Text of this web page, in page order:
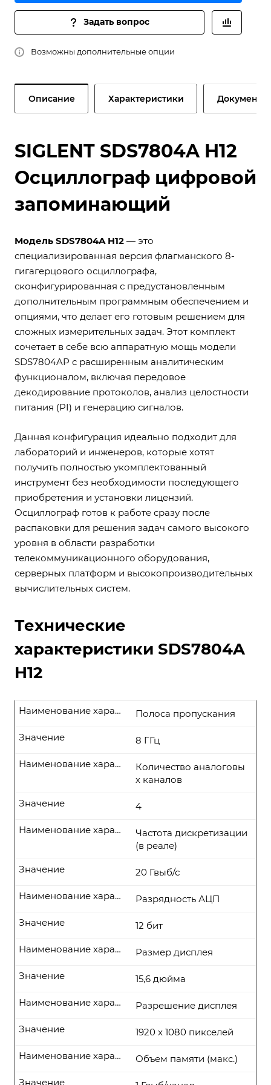
Задать вопрос
Возможны дополнительные опции
Описание Характеристики Документы
SIGLENT SDS7804A H12
Осциллограф цифровой
запоминающий
Модель SDS7804A H12 — это
специализированная версия флагманского 8-
гигагерцового осциллографа,
сконфигурированная с предустановленным
дополнительным программным обеспечением и
опциями, что делает его готовым решением для
сложных измерительных задач. Этот комплект
сочетает в себе всю аппаратную мощь модели
SDS7804AP с расширенным аналитическим
функционалом, включая передовое
декодирование протоколов, анализ целостности
питания (PI) и генерацию сигналов.
Данная конфигурация идеально подходит для
лабораторий и инженеров, которые хотят
получить полностью укомплектованный
инструмент без необходимости последующего
приобретения и установки лицензий.
Осциллограф готов к работе сразу после
распаковки для решения задач самого высокого
уровня в области разработки
телекоммуникационного оборудования,
серверных платформ и высокопроизводительных
вычислительных систем.
Технические
характеристики SDS7804A
H12
Полоса пропускания
Наименование характеристики
8 ГГц
Значение
Количество аналоговы
х каналов
Наименование характеристики
4
Значение
Частота дискретизации
(в реале)
Наименование характеристики
20 Гвыб/с
Значение
Разрядность АЦП
Наименование характеристики
12 бит
Значение
Размер дисплея
Наименование характеристики
15,6 дюйма
Значение
Разрешение дисплея
Наименование характеристики
1920 x 1080 пикселей
Значение
Объем памяти (макс.)
Наименование характеристики
Значение